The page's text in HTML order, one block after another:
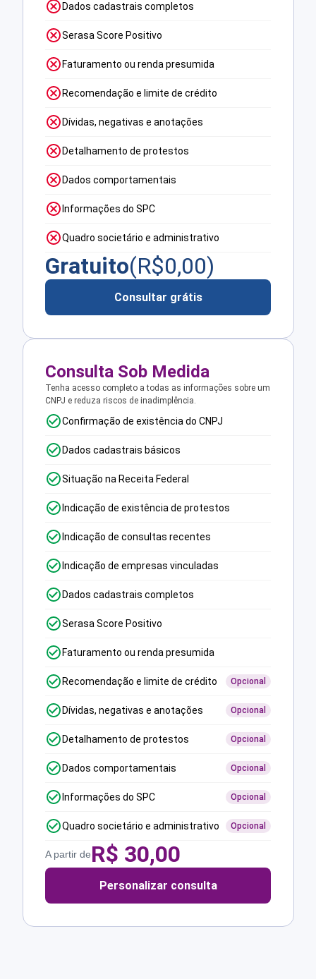
Dados cadastrais completos
Serasa Score Positivo
Faturamento ou renda presumida
Recomendação e limite de crédito
Dívidas, negativas e anotações
Detalhamento de protestos
Dados comportamentais
Informações do SPC
Quadro societário e administrativo
Gratuito(R$0,00)
Consultar grátis
Consulta Sob Medida
Tenha acesso completo a todas as informações sobre um
CNPJ e reduza riscos de inadimplência.
Confirmação de existência do CNPJ
Dados cadastrais básicos
Situação na Receita Federal
Indicação de existência de protestos
Indicação de consultas recentes
Indicação de empresas vinculadas
Dados cadastrais completos
Serasa Score Positivo
Faturamento ou renda presumida
Recomendação e limite de crédito Opcional
Dívidas, negativas e anotações Opcional
Detalhamento de protestos Opcional
Dados comportamentais Opcional
Informações do SPC Opcional
Quadro societário e administrativo Opcional
A partir deR$ 30,00
Personalizar consulta